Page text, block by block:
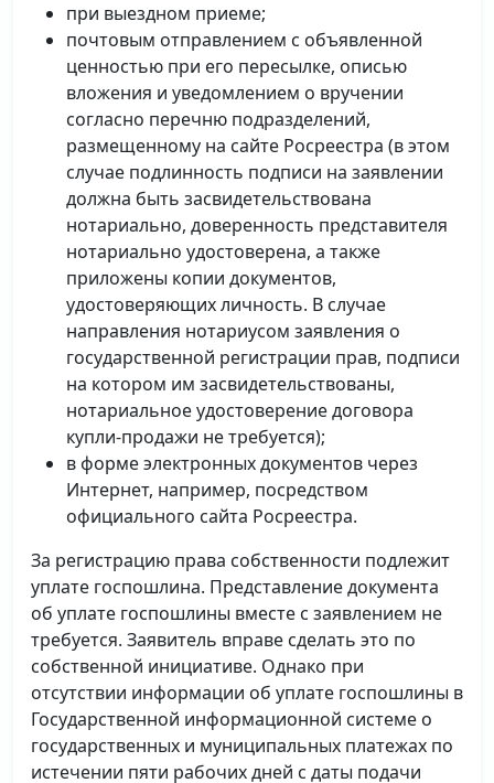
при выездном приеме;
почтовым отправлением с объявленной
ценностью при его пересылке, описью
вложения и уведомлением о вручении
согласно перечню подразделений,
размещенному на сайте Росреестра (в этом
случае подлинность подписи на заявлении
должна быть засвидетельствована
нотариально, доверенность представителя
нотариально удостоверена, а также
приложены копии документов,
удостоверяющих личность. В случае
направления нотариусом заявления о
государственной регистрации прав, подписи
на котором им засвидетельствованы,
нотариальное удостоверение договора
купли-продажи не требуется);
в форме электронных документов через
Интернет, например, посредством
официального сайта Росреестра.
За регистрацию права собственности подлежит
уплате госпошлина. Представление документа
об уплате госпошлины вместе с заявлением не
требуется. Заявитель вправе сделать это по
собственной инициативе. Однако при
отсутствии информации об уплате госпошлины в
Государственной информационной системе о
государственных и муниципальных платежах по
истечении пяти рабочих дней с даты подачи